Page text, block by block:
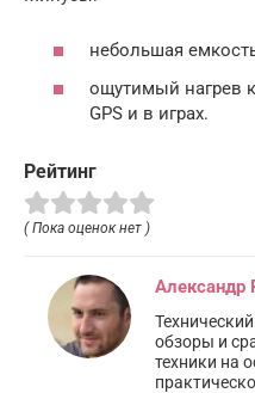
небольшая
ощутимый нагрев
GPS и в играх.
Рейтинг
( Пока оценок нет )
Александр
обзоры и
техники на